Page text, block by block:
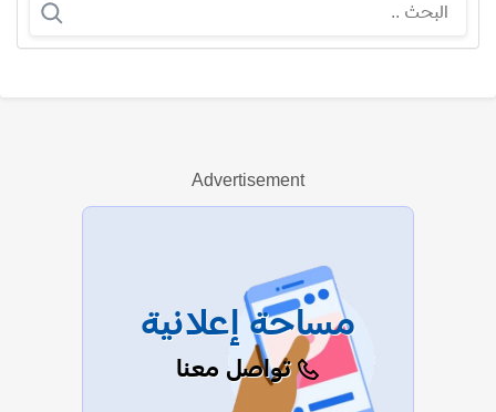
عرض الكل
Advertisement
مساحة إعلانية
تواصل معنا